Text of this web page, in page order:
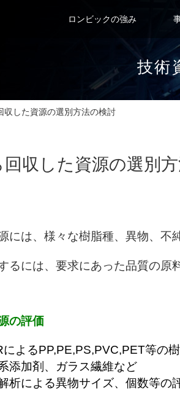
ロンビックの強み
技術
収した資源の選別方法の検討
回収した資源の選別
には、様々な樹脂種、異物、不
るには、要求にあった品質の原
の評価
によるPP,PE,PS,PVC,PET等の
添加剤、ガラス繊維など
析による異物サイズ、個数等の